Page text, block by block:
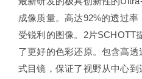
成像质量。高达92%的透过
受锐利的图像。2片SCHOTT
了更好的色彩还原。包含高
式目镜，保证了视野从中心到